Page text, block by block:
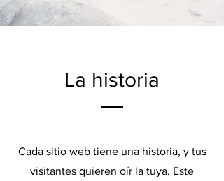
La historia
Cada sitio web tiene una historia, y tus
visitantes quieren oír la tuya. Este